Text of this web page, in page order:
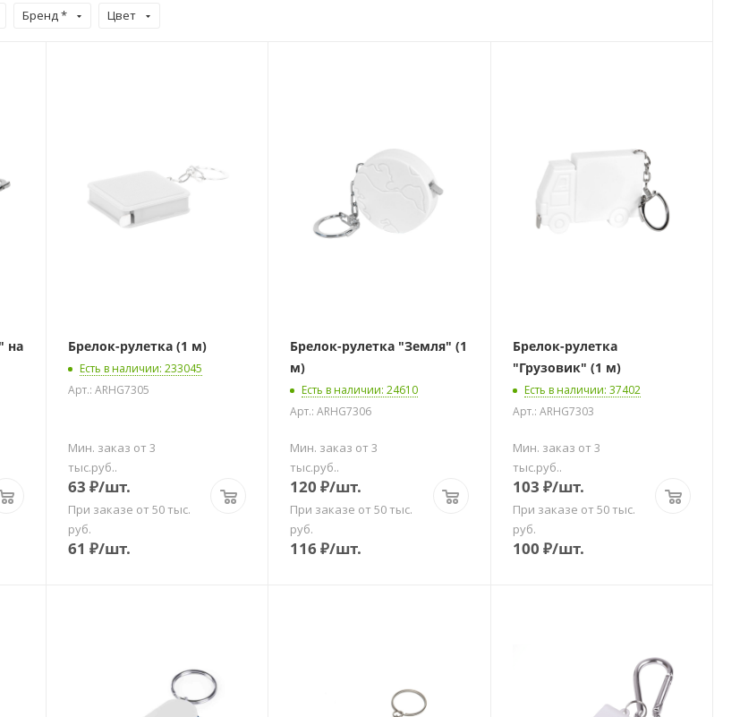
Бренд * Цвет
Брелок-рулетка (1 м)
Есть в наличии: 233045
Арт.: ARHG7305
Мин. заказ от 3
тыс.руб..
63 ₽/шт.
При заказе от 50 тыс.
руб.
61 ₽/шт.
Брелок-рулетка "Земля" (1
м)
Есть в наличии: 24610
Арт.: ARHG7306
Мин. заказ от 3
тыс.руб..
120 ₽/шт.
При заказе от 50 тыс.
руб.
116 ₽/шт.
Брелок-рулетка
"Грузовик" (1 м)
Есть в наличии: 37402
Арт.: ARHG7303
Мин. заказ от 3
тыс.руб..
103 ₽/шт.
При заказе от 50 тыс.
руб.
100 ₽/шт.